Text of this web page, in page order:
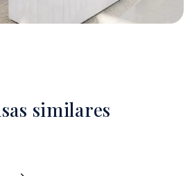
similares